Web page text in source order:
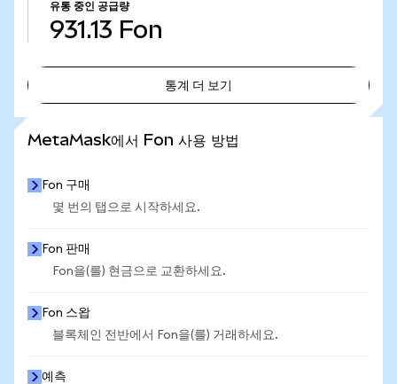
유통 중인 공급량
931.13 Fon
통계 더 보기
MetaMask에서 Fon 사용 방법
Fon 구매
몇 번의 탭으로 시작하세요.
Fon 판매
Fon을(를) 현금으로 교환하세요.
Fon 스왑
블록체인 전반에서 Fon을(를) 거래하세요.
예측